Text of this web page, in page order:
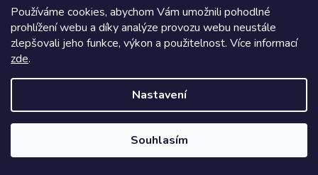
Používáme cookies, abychom Vám umožnili pohodlné
prohlížení webu a díky analýze provozu webu neustále
zlepšovali jeho funkce, výkon a použitelnost. Více informací
zde.
Nastavení
Souhlasím
obchod@prodej-pneumatik.cz
+420 608 002 101
Přijímáme online platby